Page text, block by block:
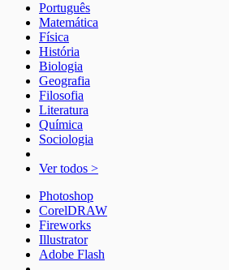
Português
Matemática
Física
História
Biologia
Geografia
Filosofia
Literatura
Química
Sociologia
Ver todos >
Photoshop
CorelDRAW
Fireworks
Illustrator
Adobe Flash